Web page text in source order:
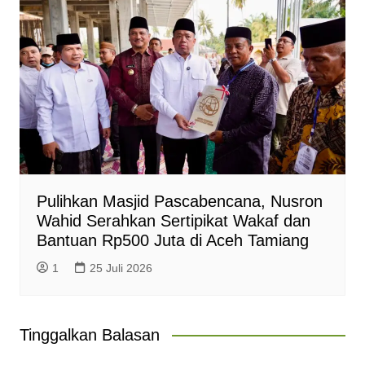
Pulihkan Masjid Pascabencana, Nusron
Wahid Serahkan Sertipikat Wakaf dan
Bantuan Rp500 Juta di Aceh Tamiang
1 25 Juli 2026
Tinggalkan Balasan